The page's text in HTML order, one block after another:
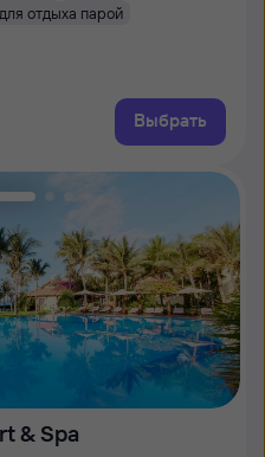
отдыха парой
Выбрать
& Spa